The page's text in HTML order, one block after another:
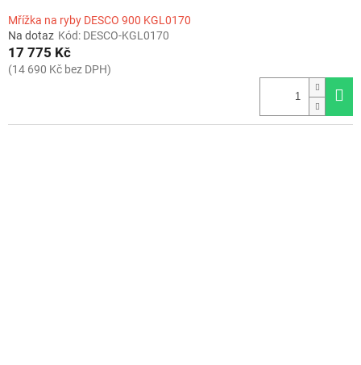
Mřížka na ryby DESCO 900 KGL0170
Na dotaz Kód: DESCO-KGL0170
17 775 Kč
(14 690 Kč bez DPH)